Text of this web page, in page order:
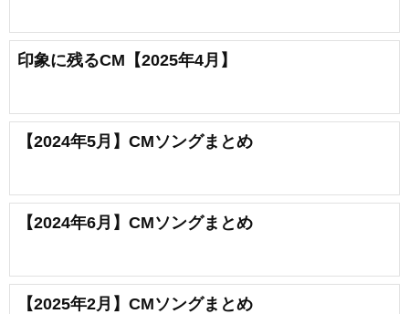
印象に残るCM【2025年4月】
【2024年5月】CMソングまとめ
【2024年6月】CMソングまとめ
【2025年2月】CMソングまとめ